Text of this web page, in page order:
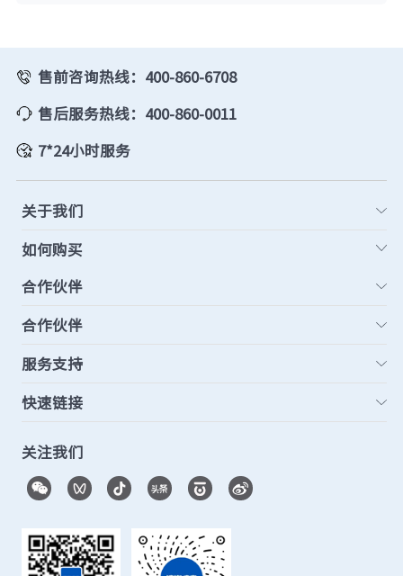
售前咨询热线：400-860-6708
售后服务热线：400-860-0011
7*24小时服务
关于我们
如何购买
合作伙伴
合作伙伴
服务支持
快速链接
关注我们